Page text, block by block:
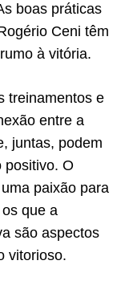
boas práticas
Ceni têm
à vitória.
treinamentos e
entre a
juntas, podem
positivo. O
paixão para
que a
são aspectos
vitorioso.